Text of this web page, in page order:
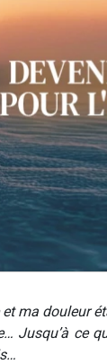
ma douleur
Jusqu’à ce